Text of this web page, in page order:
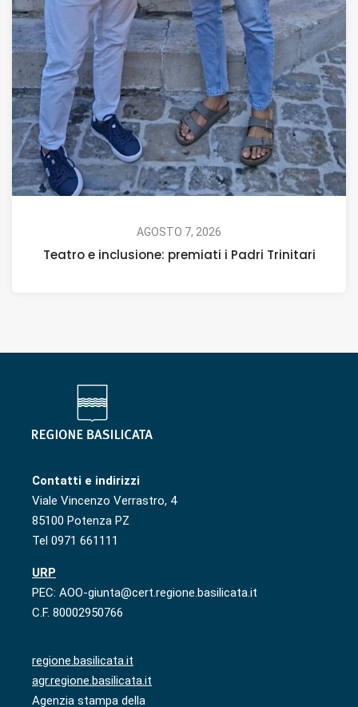
AGOSTO 7, 2026
Teatro e inclusione: premiati i Padri Trinitari
Contatti e indirizzi
Viale Vincenzo Verrastro, 4
85100 Potenza PZ
Tel 0971 661111
URP
PEC: AOO-giunta@cert.regione.basilicata.it
C.F. 80002950766
regione.basilicata.it
agr.regione.basilicata.it
Agenzia stampa della